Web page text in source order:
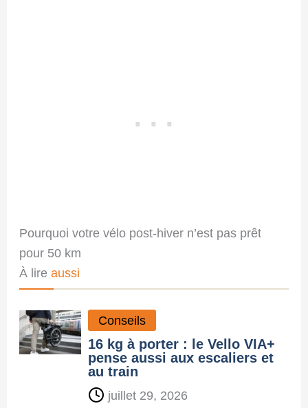
Pourquoi votre vélo post-hiver n’est pas prêt
pour 50 km
À lireaussi
Conseils
16 kg à porter : le Vello VIA+
pense aussi aux escaliers et
au train
juillet 29, 2026